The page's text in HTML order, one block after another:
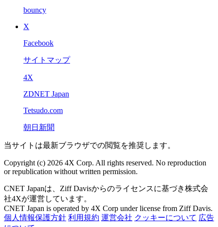
bouncy
X
Facebook
サイトマップ
4X
ZDNET Japan
Tetsudo.com
朝日新聞
当サイトは最新ブラウザでの閲覧を推奨します。
Copyright (c) 2026 4X Corp. All rights reserved. No reproduction
or republication without written permission.
CNET Japanは、Ziff Davisからのライセンスに基づき株式会
社4Xが運営しています。
CNET Japan is operated by 4X Corp under license from Ziff Davis.
個人情報保護方針 利用規約 運営会社 クッキーについて 広告